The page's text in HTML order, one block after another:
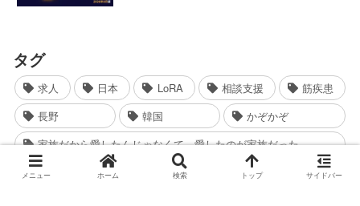
タグ
求人 日本 LoRA 相談支援
筋疾患
長野
韓国
かぞかぞ
家族だから愛したんじゃなくて、愛したのが家族だった
錦戸亮
就職 会話 カメラ
自分らしさ
メニュー ホーム 検索 トップ サイドバー